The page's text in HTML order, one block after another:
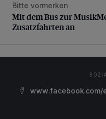
Mit dem Bus zur
Bitte vormerken
Mit dem Bus zur
Zusatzfahrten an
www.facebook.com/